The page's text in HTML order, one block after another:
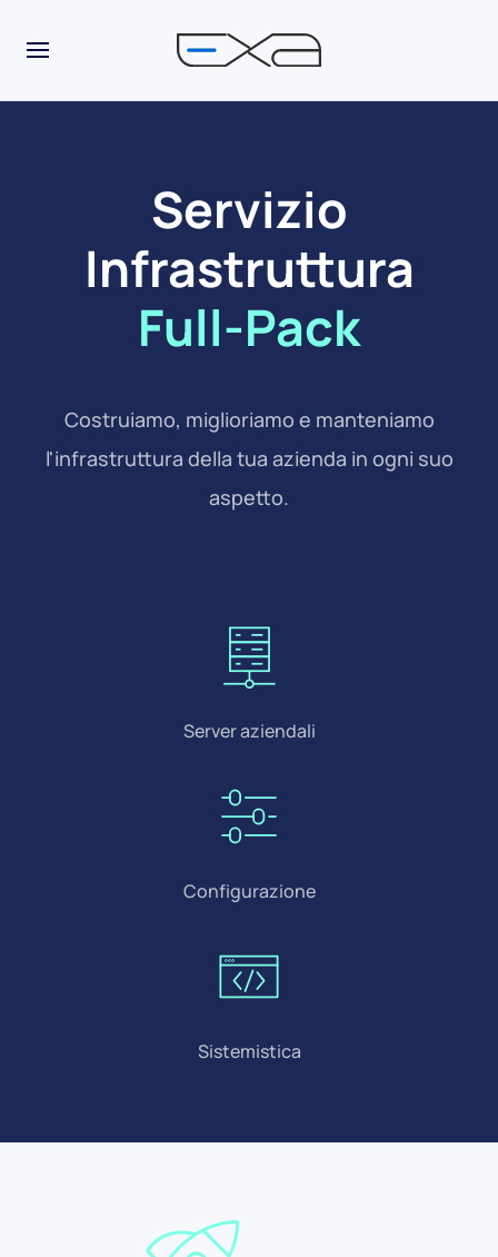
Servizio
Infrastruttura
Full-Pack
Costruiamo, miglioriamo e manteniamo
l'infrastruttura della tua azienda in ogni suo
aspetto.
Server aziendali
Configurazione
Sistemistica